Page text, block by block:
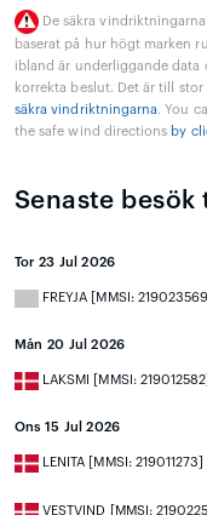
De säkra
baserat på hur högt marken
ibland är underliggande
korrekta beslut. Det är till
säkra vindriktningarna. You
the safe wind directions by
Senaste
Tor 23 Jul 2026
FREYJA [MMSI: 219023569]
Mån 20 Jul 2026
LAKSMI [MMSI: 219012582]
Ons 15 Jul 2026
LENITA [MMSI: 219011273]
VESTVIND [MMSI: